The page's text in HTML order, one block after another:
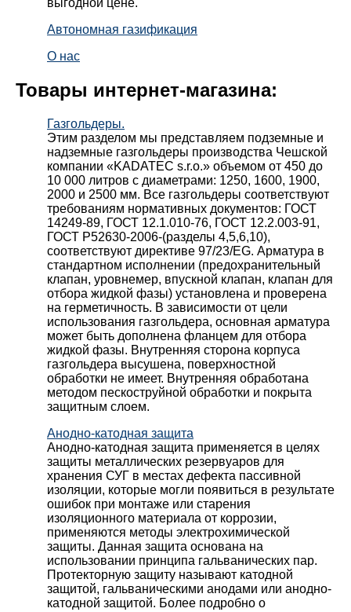
выгодной цене.
Автономная газификация
О нас
Товары интернет-магазина:
Газгольдеры.
Этим разделом мы представляем подземные и
надземные газгольдеры производства Чешской
компании «KADATEC s.r.o.» объемом от 450 до
10 000 литров с диаметрами: 1250, 1600, 1900,
2000 и 2500 мм. Все газгольдеры соответствуют
требованиям нормативных документов: ГОСТ
14249-89, ГОСТ 12.1.010-76, ГОСТ 12.2.003-91,
ГОСТ Р52630-2006-(разделы 4,5,6,10),
соответствуют директиве 97/23/EG. Арматура в
стандартном исполнении (предохранительный
клапан, уровнемер, впускной клапан, клапан для
отбора жидкой фазы) установлена и проверена
на герметичность. В зависимости от цели
использования газгольдера, основная арматура
может быть дополнена фланцем для отбора
жидкой фазы. Внутренняя сторона корпуса
газгольдера высушена, поверхностной
обработки не имеет. Внутренняя обработана
методом пескоструйной обработки и покрыта
защитным слоем.
Анодно-катодная защита
Анодно-катодная защита применяется в целях
защиты металлических резервуаров для
хранения СУГ в местах дефекта пассивной
изоляции, которые могли появиться в результате
ошибок при монтаже или старения
изоляционного материала от коррозии,
применяются методы электрохимической
защиты. Данная защита основана на
использовании принципа гальванических пар.
Протекторную защиту называют катодной
защитой, гальваническими анодами или анодно-
катодной защитой. Более подробно о